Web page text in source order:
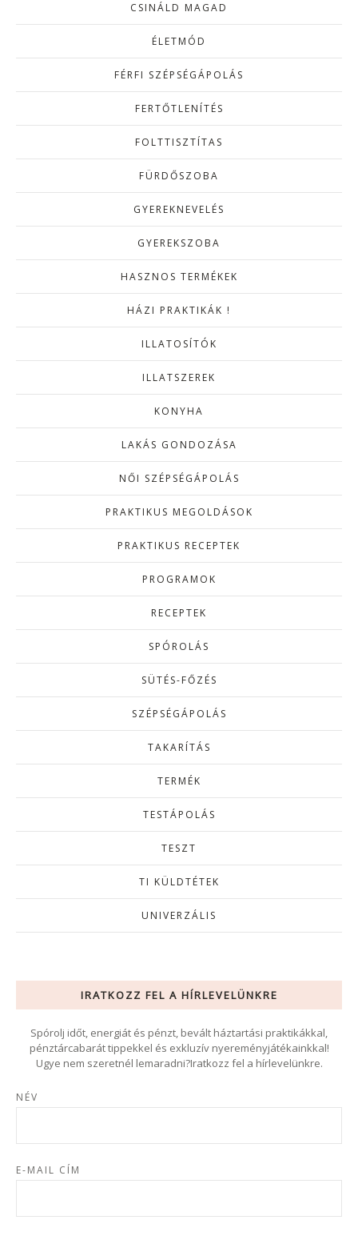
CSINÁLD MAGAD
ÉLETMÓD
FÉRFI SZÉPSÉGÁPOLÁS
FERTŐTLENÍTÉS
FOLTTISZTÍTAS
FÜRDŐSZOBA
GYEREKNEVELÉS
GYEREKSZOBA
HASZNOS TERMÉKEK
HÁZI PRAKTIKÁK !
ILLATOSÍTÓK
ILLATSZEREK
KONYHA
LAKÁS GONDOZÁSA
NŐI SZÉPSÉGÁPOLÁS
PRAKTIKUS MEGOLDÁSOK
PRAKTIKUS RECEPTEK
PROGRAMOK
RECEPTEK
SPÓROLÁS
SÜTÉS-FŐZÉS
SZÉPSÉGÁPOLÁS
TAKARÍTÁS
TERMÉK
TESTÁPOLÁS
TESZT
TI KÜLDTÉTEK
UNIVERZÁLIS
IRATKOZZ FEL A HÍRLEVELÜNKRE
Spórolj időt, energiát és pénzt, bevált háztartási praktikákkal,
pénztárcabarát tippekkel és exkluzív nyereményjátékainkkal!
Ugye nem szeretnél lemaradni?Iratkozz fel a hírlevelünkre.
NÉV
E-MAIL CÍM